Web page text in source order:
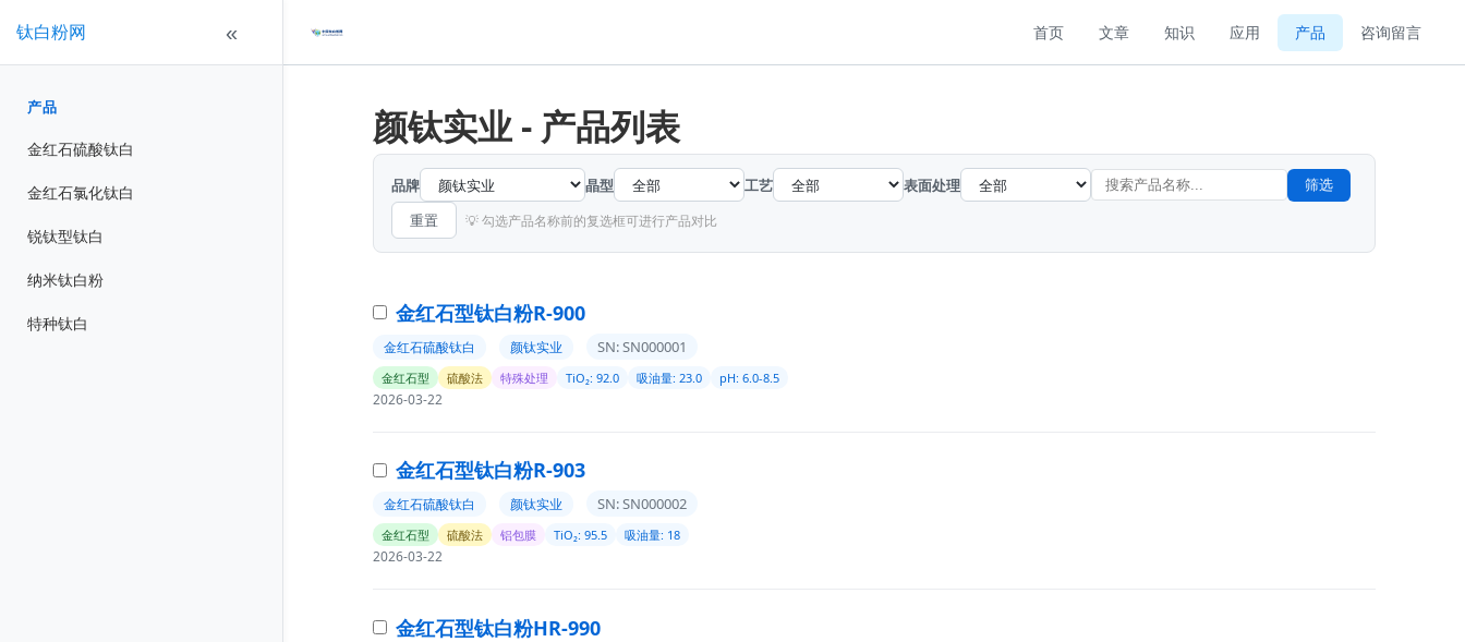
钛白粉网 «
产品
金红石硫酸钛白
金红石氯化钛白
锐钛型钛白
纳米钛白粉
特种钛白
首页 文章 知识 应用 产品 咨询留言
颜钛实业 - 产品列表
品牌 晶型 工艺 表面处理 筛选
重置 💡 勾选产品名称前的复选框可进行产品对比
金红石型钛白粉R-900
金红石硫酸钛白 颜钛实业 SN: SN000001
金红石型 硫酸法 特殊处理 TiO₂: 92.0 吸油量: 23.0 pH: 6.0-8.5
2026-03-22
金红石型钛白粉R-903
金红石硫酸钛白 颜钛实业 SN: SN000002
金红石型 硫酸法 铝包膜 TiO₂: 95.5 吸油量: 18
2026-03-22
金红石型钛白粉HR-990